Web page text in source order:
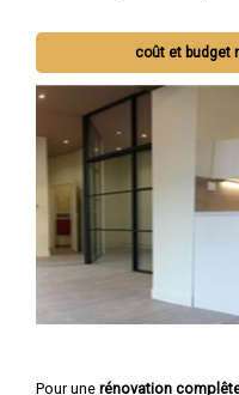
coût et budget
Pour une rénovation